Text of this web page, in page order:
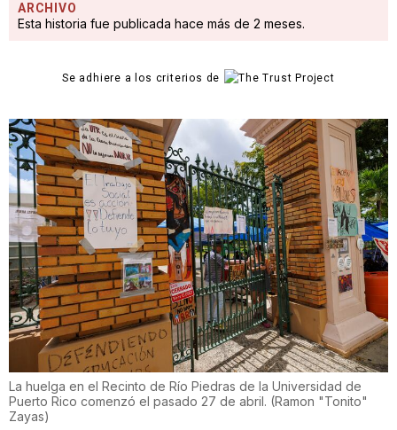
ARCHIVO
Esta historia fue publicada hace más de 2 meses.
Se adhiere a los criterios de
La huelga en el Recinto de Río Piedras de la Universidad de
Puerto Rico comenzó el pasado 27 de abril. (Ramon "Tonito"
Zayas)